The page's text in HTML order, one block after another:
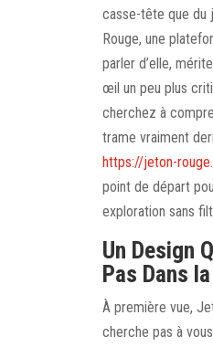
casse-tête que du
Rouge, une
parler d’elle,
œil un peu plus
cherchez à
trame vraiment
https://jeton-
point de départ
exploration sans
Un Design
Pas Dans
À première vue,
cherche pas à